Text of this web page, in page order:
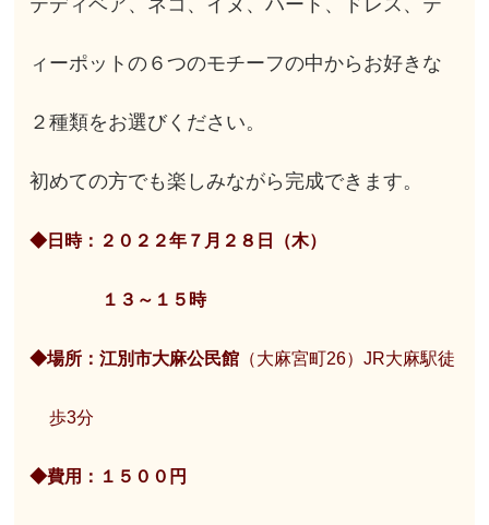
テディベア、ネコ、イヌ、ハート、ドレス、テ
ィーポットの６つのモチーフの中からお好きな
２種類をお選びください。
初めての方でも楽しみながら完成できます。
◆日時：２０２２年７月２８日（木）
１３～１５時
◆場所：江別市大麻公民館（大麻宮町26）JR大麻駅徒
歩3分
◆費用：１５００円